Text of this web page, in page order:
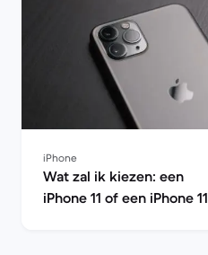
iPhone
Wat zal ik kiezen: een
iPhone 11 of een iPhone 11